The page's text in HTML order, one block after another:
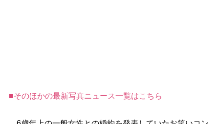
■そのほかの最新写真ニュース一覧はこちら